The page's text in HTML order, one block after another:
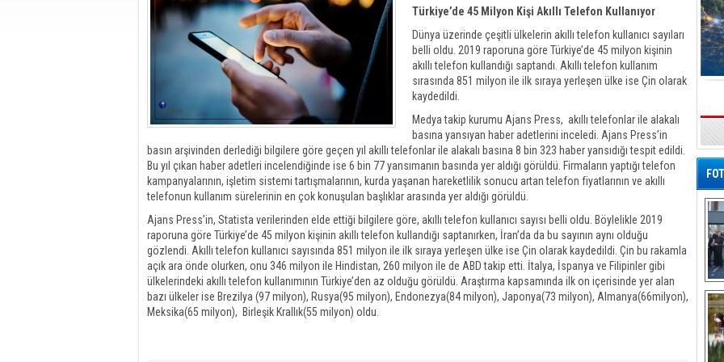
Türkiye’de 45 Milyon Kişi Akıllı Telefon Kullanıyor
Dünya üzerinde çeşitli ülkelerin akıllı telefon kullanıcı sayıları
belli oldu. 2019 raporuna göre Türkiye’de 45 milyon kişinin
akıllı telefon kullandığı saptandı. Akıllı telefon kullanım
sırasında 851 milyon ile ilk sıraya yerleşen ülke ise Çin olarak
kaydedildi.
Medya takip kurumu Ajans Press, akıllı telefonlar ile alakalı
basına yansıyan haber adetlerini inceledi. Ajans Press’in
basın arşivinden derlediği bilgilere göre geçen yıl akıllı telefonlar ile alakalı basına 8 bin 323 haber yansıdığı tespit edildi.
Bu yıl çıkan haber adetleri incelendiğinde ise 6 bin 77 yansımanın basında yer aldığı görüldü. Firmaların yaptığı telefon
kampanyalarının, işletim sistemi tartışmalarının, kurda yaşanan hareketlilik sonucu artan telefon fiyatlarının ve akıllı
telefonun kullanım sürelerinin en çok konuşulan başlıklar arasında yer aldığı görüldü.
Ajans Press’in, Statista verilerinden elde ettiği bilgilere göre, akıllı telefon kullanıcı sayısı belli oldu. Böylelikle 2019
raporuna göre Türkiye’de 45 milyon kişinin akıllı telefon kullandığı saptanırken, İran’da da bu sayının aynı olduğu
gözlendi. Akıllı telefon kullanıcı sayısında 851 milyon ile ilk sıraya yerleşen ülke ise Çin olarak kaydedildi. Çin bu rakamla
açık ara önde olurken, onu 346 milyon ile Hindistan, 260 milyon ile de ABD takip etti. İtalya, İspanya ve Filipinler gibi
ülkelerindeki akıllı telefon kullanımının Türkiye’den az olduğu görüldü. Araştırma kapsamında ilk on içerisinde yer alan
bazı ülkeler ise Brezilya (97 milyon), Rusya(95 milyon), Endonezya(84 milyon), Japonya(73 milyon), Almanya(66milyon),
Meksika(65 milyon), Birleşik Krallık(55 milyon) oldu.